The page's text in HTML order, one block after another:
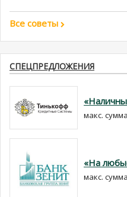
Все советы
СПЕЦПРЕДЛОЖЕНИЯ
макс. сумма
«На
макс. сумма